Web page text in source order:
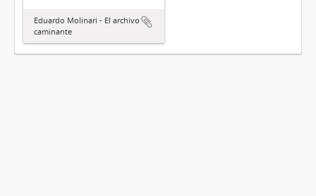
Eduardo Molinari - El archivo
caminante